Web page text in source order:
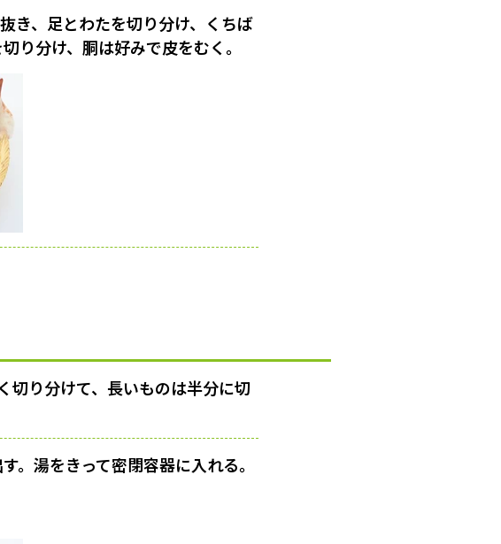
き、足とわたを切り分け、くちば
り分け、胴は好みで皮をむく。
切り分けて、長いものは半分に切
。湯をきって密閉容器に入れる。